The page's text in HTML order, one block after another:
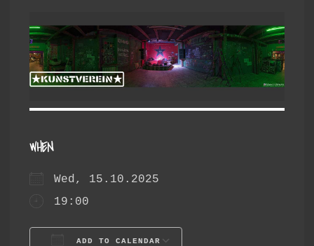
WHEN
Wed, 15.10.2025
19:00
ADD TO CALENDAR